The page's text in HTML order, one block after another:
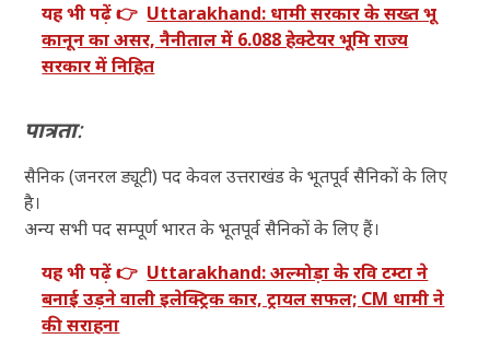
यह भी पढ़ें 👉 Uttarakhand: धामी सरकार के सख्त भू
कानून का असर, नैनीताल में 6.088 हेक्टेयर भूमि राज्य
सरकार में निहित
पात्रता:
सैनिक (जनरल ड्यूटी) पद केवल उत्तराखंड के भूतपूर्व सैनिकों के लिए
है।
अन्य सभी पद सम्पूर्ण भारत के भूतपूर्व सैनिकों के लिए हैं।
यह भी पढ़ें 👉 Uttarakhand: अल्मोड़ा के रवि टम्टा ने
बनाई उड़ने वाली इलेक्ट्रिक कार, ट्रायल सफल; CM धामी ने
की सराहना